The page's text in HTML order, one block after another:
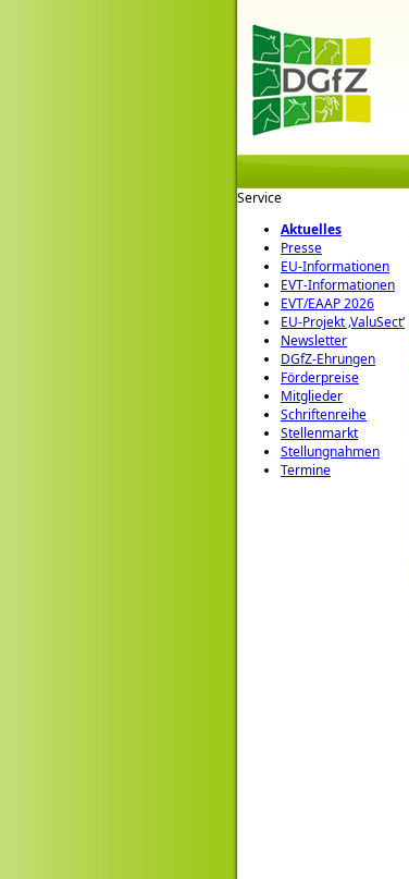
Service
Aktuelles
Presse
EU-Informationen
EVT-Informationen
EVT/EAAP 2026
EU-Projekt ‚ValuSect‘
Newsletter
DGfZ-Ehrungen
Förderpreise
Mitglieder
Schriftenreihe
Stellenmarkt
Stellungnahmen
Termine